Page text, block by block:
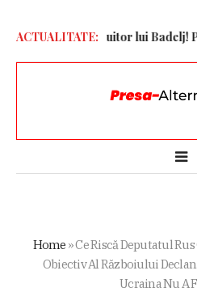
ACTUALITATE:
i-a găsit înlocuitor lui Badelj! Pe
Home »Ce Riscă Deputatul
Obiectiv Al Războiului
Ucraina Nu A